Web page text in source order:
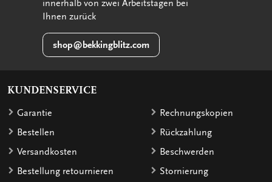
innerhalb von zwei Arbeitstagen bei
Ihnen zurück
shop@bekkingblitz.com
KUNDENSERVICE
Garantie
Bestellen
Versandkosten
Bestellung retournieren
Rechnungskopien
Rückzahlung
Beschwerden
Stornierung